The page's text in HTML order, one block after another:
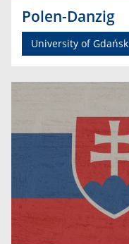
Polen-Danzig
University of Gdańsk